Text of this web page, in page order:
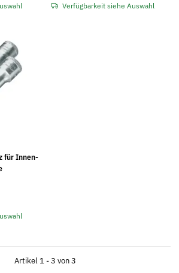
Verfügbarkeit siehe Auswahl
für Innen-
Artikel 1 - 3 von 3